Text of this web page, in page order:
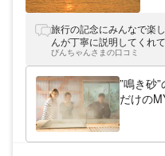
旅行の記念にみんなで楽
んが丁寧に説明してくれ
びんちゃんさまの口コミ
”鳴き砂
だけの